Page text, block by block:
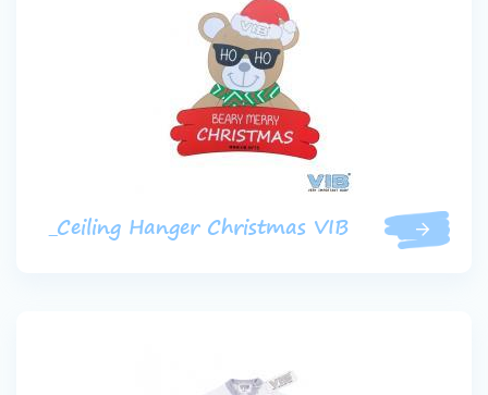
_Ceiling Hanger Christmas VIB